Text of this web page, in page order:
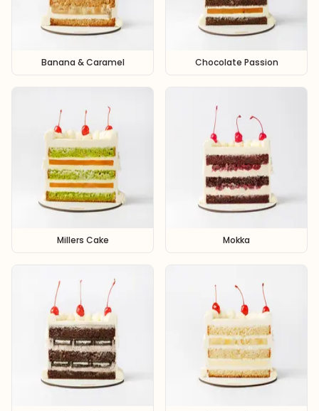
Banana & Caramel Chocolate Passion
Millers Cake Mokka